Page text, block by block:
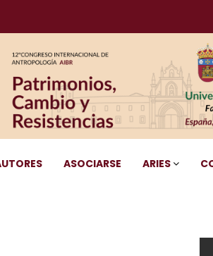
ASOCIARSE ARIES